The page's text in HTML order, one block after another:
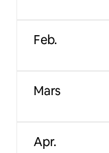
Feb.
Mars
Apr.